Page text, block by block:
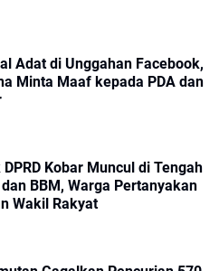
Adat di Unggahan Facebook,
Minta Maaf kepada PDA dan
Kobar Muncul di Tengah
BBM, Warga Pertanyakan
Wakil Rakyat